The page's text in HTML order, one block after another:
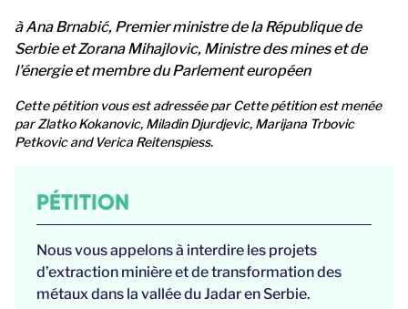
à Ana Brnabić, Premier ministre de la République de
Serbie et Zorana Mihajlovic, Ministre des mines et de
l'énergie et membre du Parlement européen
Cette pétition vous est adressée par Cette pétition est menée
par Zlatko Kokanovic, Miladin Djurdjevic, Marijana Trbovic
Petkovic and Verica Reitenspiess.
PÉTITION
Nous vous appelons à interdire les projets
d’extraction minière et de transformation des
métaux dans la vallée du Jadar en Serbie.